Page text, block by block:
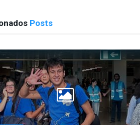
Posts